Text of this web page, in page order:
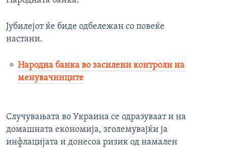
Јубилејот ќе биде одбележан со повеќе
настани.
Народна банка во засилени контроли нa
менувачниците
Случувањата во Украина се одразуваат и на
домашната економија, зголемувајќи ја
инфлацијата и донесоа ризик од намален